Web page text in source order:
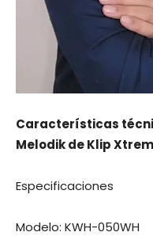
Características
Melodik de Klip
Especificaciones
Modelo: KWH-050WH